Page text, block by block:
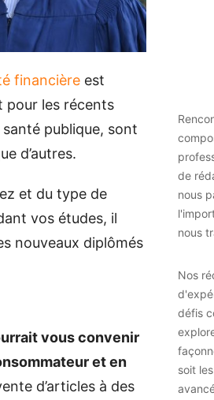
financière est
pour les récents
publique, sont
d’autres.
et du type de
vos études, il
nouveaux diplômés
vous convenir
et en
d’articles à des
de
nous
nous
Nos
défis
soit